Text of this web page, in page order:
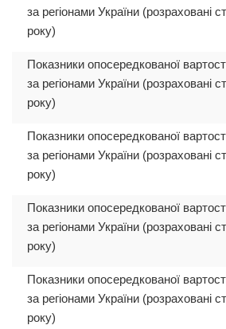
за регіонами України (розраховані
року)
Показники опосередкованої
за регіонами України (розраховані
року)
Показники опосередкованої
за регіонами України (розраховані
року)
Показники опосередкованої
за регіонами України (розраховані
року)
Показники опосередкованої
за регіонами України (розраховані
року)